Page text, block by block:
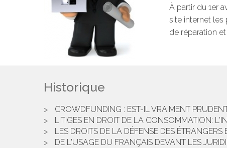
À partir du 1er
site internet les
de réparation
Historique
CROWDFUNDING : EST-IL VRAIMENT
LITIGES EN DROIT DE LA CONSOMMATION:
LES DROITS DE LA DÉFENSE DES
DE L'USAGE DU FRANÇAIS DEVANT LES